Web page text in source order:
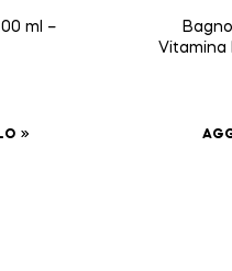
ml –
Vitamina